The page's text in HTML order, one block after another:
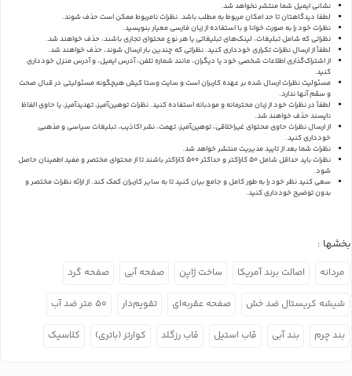
نشانی ایمیل شما منتشر نخواهد شد.
لطفا دیدگاهتان تا حد امکان مربوط به مطلب باشد. نظرات نامربوط ممکن است حذف شوند.
نظرات خود را به صورت خوانا و با استفاده از زبان فارسی معیار بنویسید.
نظراتی که شامل تبلیغات، لینک‌های تبلیغاتی یا هر نوع محتوای تجاری باشند، حذف خواهند شد.
لطفاً از ارسال نظرات تکراری خودداری کنید. نظراتی که چندین بار ارسال شوند، حذف خواهند شد.
از اشتراک‌گذاری اطلاعات شخصی خود یا دیگران، مانند شماره تلفن، آدرس ایمیل، و آدرس منزل خودداری
کنید.
مسئولیت نظرات ارسال شده بر عهده کاربران است و سایت وستا کیش هیچگونه مسئولیتی در قبال صحت
و سقم آنها ندارد.
لطفاً در نظرات خود از زبان محترمانه و مودبانه استفاده کنید. نظرات توهین‌آمیز، تهدیدآمیز، یا حاوی الفاظ
ناپسند حذف خواهند شد.
از ارسال نظرات حاوی محتوای غیراخلاقی، توهین‌آمیز، تهمت، نشر اکاذیب، تبلیغات سیاسی و مذهبی
خودداری کنید.
نظرات شما بعد از تایید مدیریت منتشر خواهد شد.
نظرات باید حداقل شامل 50 کاراکتر و حداکثر 500 کاراکتر باشند تا از محتوای مختصر و مفید اطمینان حاصل
شود.
سعی کنید نظر خود را به طور کامل و جامع بیان کنید تا به سایر کاربران کمک کند.از ارائه نظرات مختصر و
بدون توضیح خودداری کنید.
بخشها :
مردانه اصالت برند آمریکا ساخت ژاپن صفحه آبی صفحه گرد
شیشه کریستال ضد خش صفحه عقربه‌ای تقویم‌دار ۵۰ متر ضد آب
بند چرم بند آبی قاب استیل قاب رزگلد کوارتز (باتری) کلاسیک